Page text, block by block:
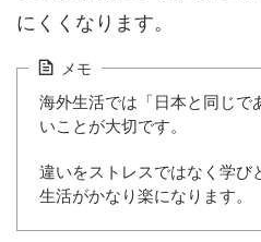
にくくなります。
メモ
海外生活では「日本と同じで
いことが大切です。
違いをストレスではなく学び
生活がかなり楽になります。